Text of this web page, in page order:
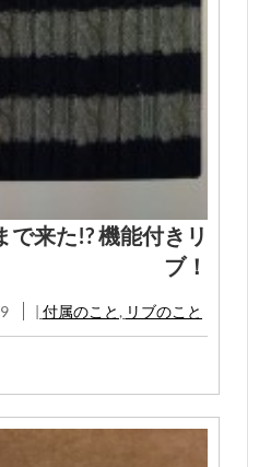
来た!? 機能付きリ
ブ！
| 付属のこと , リブのこと